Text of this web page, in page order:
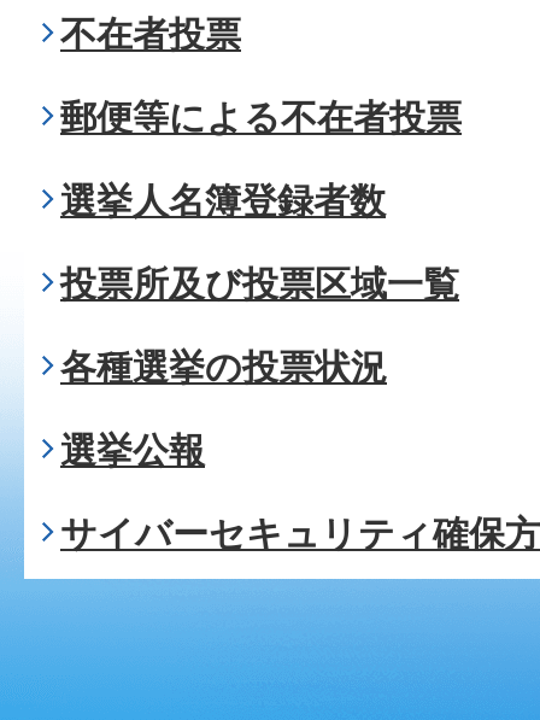
不在者投票
郵便等による不在者投票
選挙人名簿登録者数
投票所及び投票区域一覧
各種選挙の投票状況
選挙公報
サイバーセキュリティ確保